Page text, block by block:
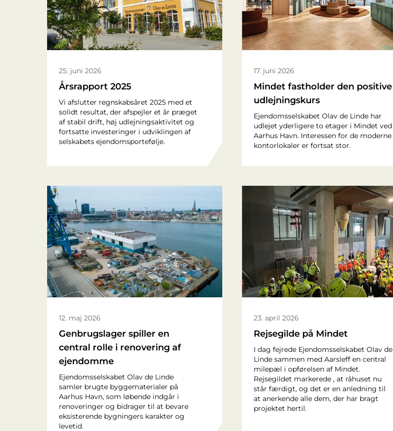
25. juni 2026
Årsrapport 2025
Vi afslutter regnskabsåret 2025 med et
solidt resultat, der afspejler et år præget
af stabil drift, høj udlejningsaktivitet og
fortsatte investeringer i udviklingen af
selskabets ejendomsportefølje.
17. juni 2026
Mindet fastholder den positive
udlejningskurs
Ejendomsselskabet Olav de Linde har
udlejet yderligere to etager i Mindet ved
Aarhus Havn. Interessen for de moderne
kontorlokaler er fortsat stor.
12. maj 2026
Genbrugslager spiller en
central rolle i renovering af
ejendomme
Ejendomsselskabet Olav de Linde
samler brugte byggematerialer på
Aarhus Havn, som løbende indgår i
renoveringer og bidrager til at bevare
eksisterende bygningers karakter og
levetid.
23. april 2026
Rejsegilde på Mindet
I dag fejrede Ejendomsselskabet Olav de
Linde sammen med Aarsleff en central
milepæl i opførelsen af Mindet.
Rejsegildet markerede , at råhuset nu
står færdigt, og det er en anledning til
at anerkende alle dem, der har bragt
projektet hertil.